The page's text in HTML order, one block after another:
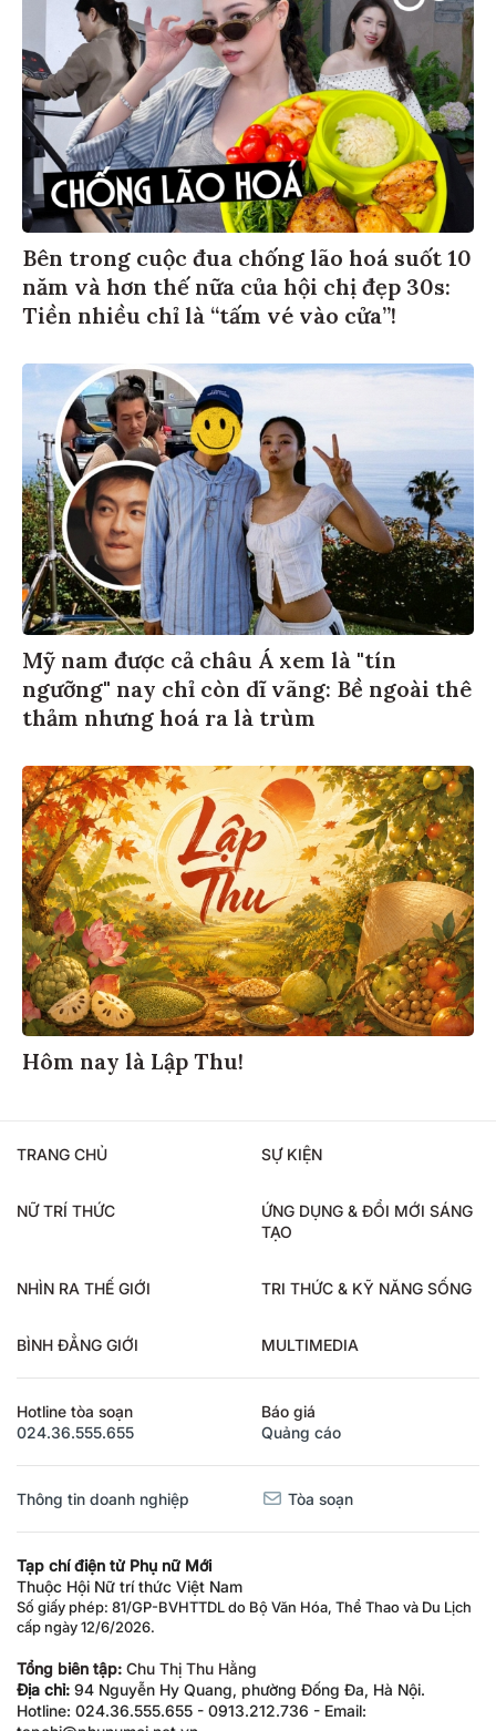
Bên trong cuộc đua chống lão hoá suốt 10
năm và hơn thế nữa của hội chị đẹp 30s:
Tiền nhiều chỉ là “tấm vé vào cửa”!
Mỹ nam được cả châu Á xem là "tín
ngưỡng" nay chỉ còn dĩ vãng: Bề ngoài thê
thảm nhưng hoá ra là trùm
Hôm nay là Lập Thu!
TRANG CHỦ SỰ KIỆN
NỮ TRÍ THỨC
ỨNG DỤNG & ĐỔI MỚI SÁNG
TẠO
NHÌN RA THẾ GIỚI TRI THỨC & KỸ NĂNG SỐNG
BÌNH ĐẲNG GIỚI MULTIMEDIA
Hotline tòa soạn
024.36.555.655
Báo giá
Quảng cáo
Thông tin doanh nghiệp Tòa soạn
Tạp chí điện tử Phụ nữ Mới
Thuộc Hội Nữ trí thức Việt Nam
Số giấy phép: 81/GP-BVHTTDL do Bộ Văn Hóa, Thể Thao và Du Lịch
cấp ngày 12/6/2026.
Tổng biên tập: Chu Thị Thu Hằng
Địa chỉ: 94 Nguyễn Hy Quang, phường Đống Đa, Hà Nội.
Hotline: 024.36.555.655 - 0913.212.736 - Email: